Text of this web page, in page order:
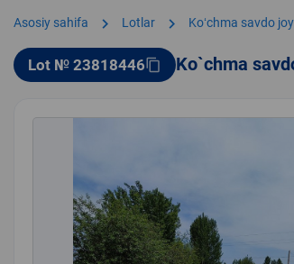
Asosiy sahifa chevron_right Lotlar chevron_right Koʻchma savdo
Lot № 23818446content_copy Ko`chma